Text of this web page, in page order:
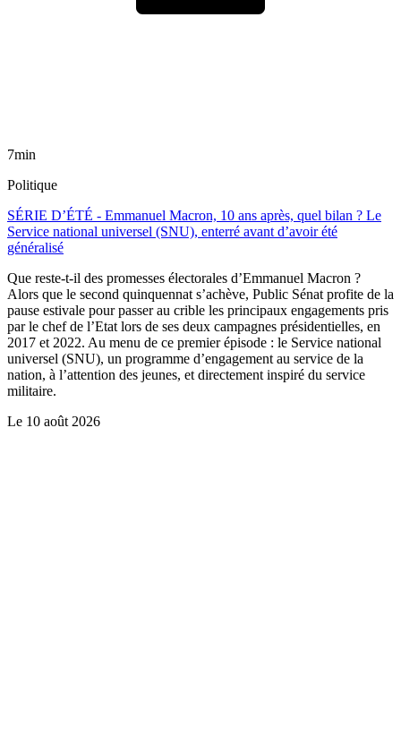
7min
Politique
SÉRIE D’ÉTÉ - Emmanuel Macron, 10 ans après, quel bilan ? Le
Service national universel (SNU), enterré avant d’avoir été
généralisé
Que reste-t-il des promesses électorales d’Emmanuel Macron ?
Alors que le second quinquennat s’achève, Public Sénat profite de la
pause estivale pour passer au crible les principaux engagements pris
par le chef de l’Etat lors de ses deux campagnes présidentielles, en
2017 et 2022. Au menu de ce premier épisode : le Service national
universel (SNU), un programme d’engagement au service de la
nation, à l’attention des jeunes, et directement inspiré du service
militaire.
Le 10 août 2026